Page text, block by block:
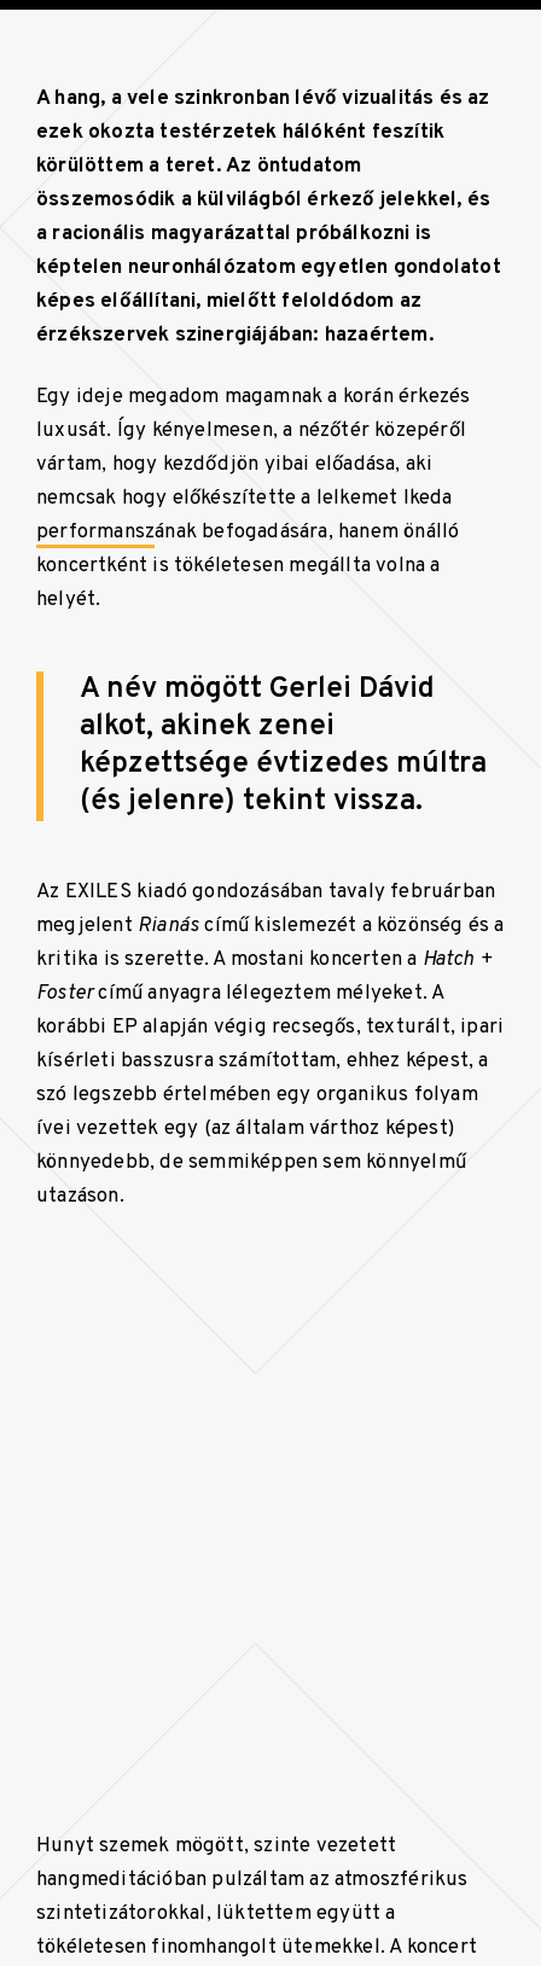
A hang, a vele szinkronban lévő vizualitás és az
ezek okozta testérzetek hálóként feszítik
körülöttem a teret. Az öntudatom
összemosódik a külvilágból érkező jelekkel, és
a racionális magyarázattal próbálkozni is
képtelen neuronhálózatom egyetlen gondolatot
képes előállítani, mielőtt feloldódom az
érzékszervek szinergiájában: hazaértem.
Egy ideje megadom magamnak a korán érkezés
luxusát. Így kényelmesen, a nézőtér közepéről
vártam, hogy kezdődjön yibai előadása, aki
nemcsak hogy előkészítette a lelkemet Ikeda
performanszának befogadására, hanem önálló
koncertként is tökéletesen megállta volna a
helyét.
A név mögött Gerlei Dávid
alkot, akinek zenei
képzettsége évtizedes múltra
(és jelenre) tekint vissza.
Az EXILES kiadó gondozásában tavaly februárban
megjelent Rianáscímű kislemezét a közönség és a
kritika is szerette. A mostani koncerten a Hatch +
Fostercímű anyagra lélegeztem mélyeket. A
korábbi EP alapján végig recsegős, texturált, ipari
kísérleti basszusra számítottam, ehhez képest, a
szó legszebb értelmében egy organikus folyam
ívei vezettek egy (az általam várthoz képest)
könnyedebb, de semmiképpen sem könnyelmű
utazáson.
Hunyt szemek mögött, szinte vezetett
hangmeditációban pulzáltam az atmoszférikus
szintetizátorokkal, lüktettem együtt a
tökéletesen finomhangolt ütemekkel. A koncert